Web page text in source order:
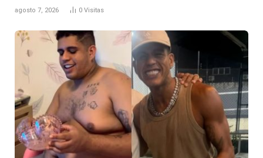
agosto 7, 2026 0 Visitas